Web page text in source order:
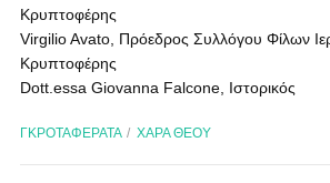
Κρυπτοφέρης
Virgilio Avato, Πρόεδρος Συλλόγου Φίλων
Κρυπτοφέρης
Dott.essa Giovanna Falcone, Ιστορικός
ΓΚΡΟΤΑΦΕΡΑΤΑ ΧΑΡΑ ΘΕΟΥ